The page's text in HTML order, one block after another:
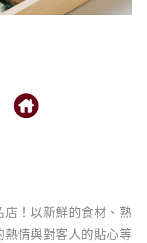
店！以新鮮的食材、熟
情與對客人的貼心等